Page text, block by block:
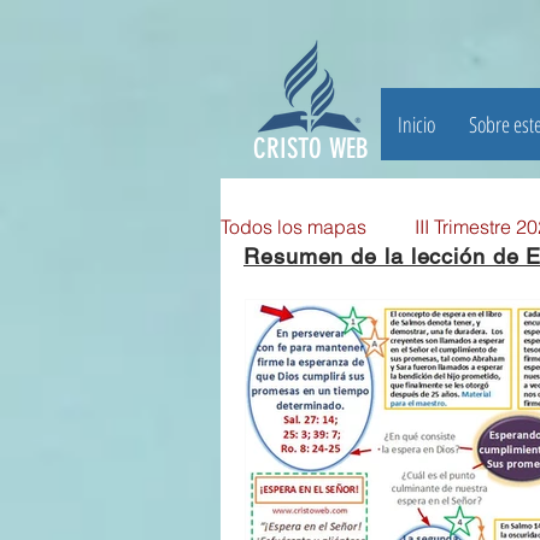
CRISTO WEB
Inicio Sobre
Todos los mapas III Trimestre
III TRIMESTRE 2025 II
II TRIMESTRE 2024 I
II TRIMESTRE 2023 I
Resumen de la lección de